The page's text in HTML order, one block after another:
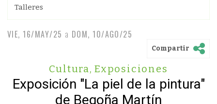
Talleres
VIE, 16/MAY/25 a DOM, 10/AGO/25
Compartir
Cultura, Exposiciones
Exposición "La piel de la pintura"
de Begoña Martín